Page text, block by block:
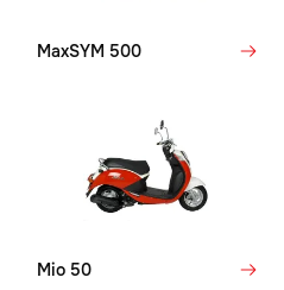
MaxSYM 500
Mio 50